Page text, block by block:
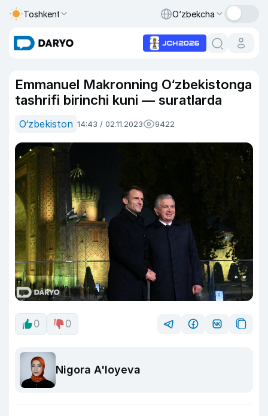
Toshkent O‘zbekcha
Emmanuel Makronning O‘zbekistonga
tashrifi birinchi kuni — suratlarda
O‘zbekiston 14:43 / 02.11.2023 9422
0 0
Nigora A'loyeva